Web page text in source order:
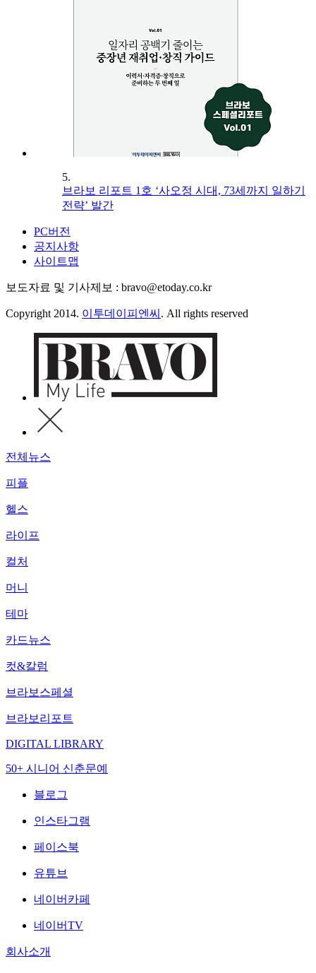
5.
브라보 리포트 1호 ‘사오정 시대, 73세까지 일하기
전략’ 발간
PC버전
공지사항
사이트맵
보도자료 및 기사제보 : bravo@etoday.co.kr
Copyright 2014. 이투데이피엔씨 . All rights reserved
전체뉴스
피플
헬스
라이프
컬처
머니
테마
카드뉴스
컷&칼럼
브라보스페셜
브라보리포트
DIGITAL LIBRARY
50+ 시니어 신춘문예
블로그
인스타그램
페이스북
유튜브
네이버카페
네이버TV
회사소개